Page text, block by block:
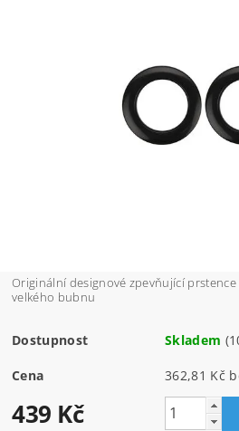
Originální designové zpevňující
velkého bubnu
Dostupnost Skladem
Cena
439 Kč